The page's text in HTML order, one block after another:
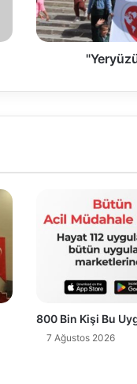
800 Bin Kişi Bu
7 Ağustos 2026